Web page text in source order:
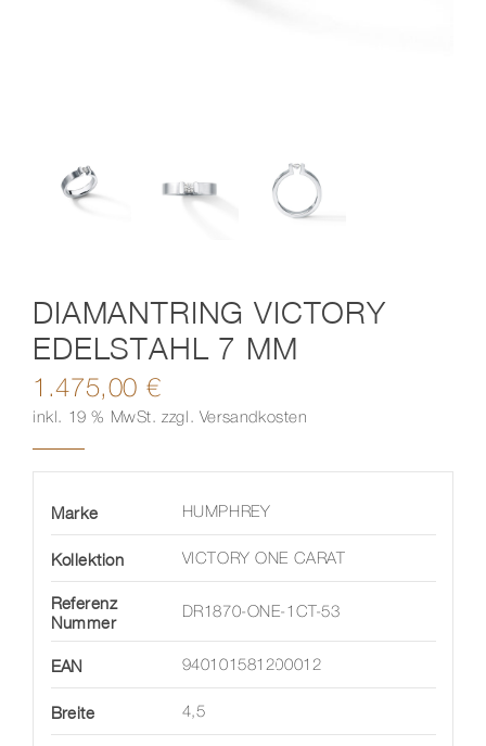
DIAMANTRING VICTORY
EDELSTAHL 7 MM
1.475,00 €
inkl. 19 % MwSt. zzgl. Versandkosten
Marke HUMPHREY
Kollektion VICTORY ONE CARAT
Referenz
Nummer
DR1870-ONE-1CT-53
EAN 940101581200012
Breite 4,5